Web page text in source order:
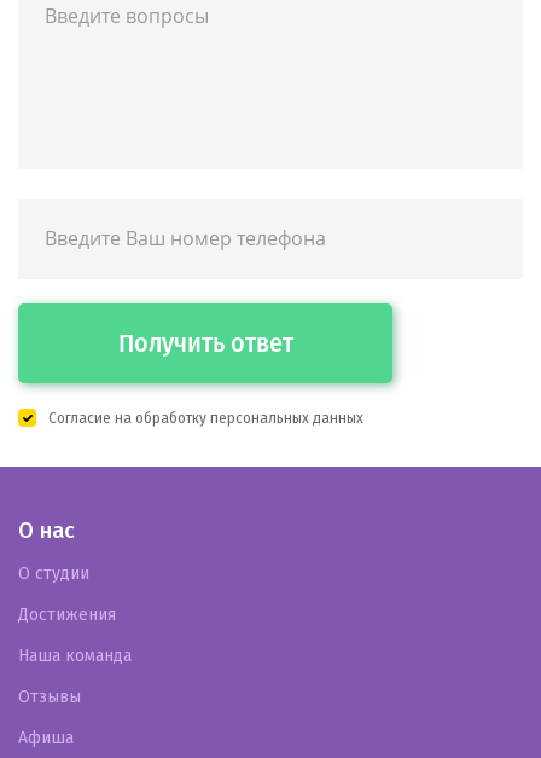
Получить ответ
Согласие на обработку персональных данных
О нас
О студии
Достижения
Наша команда
Отзывы
Афиша